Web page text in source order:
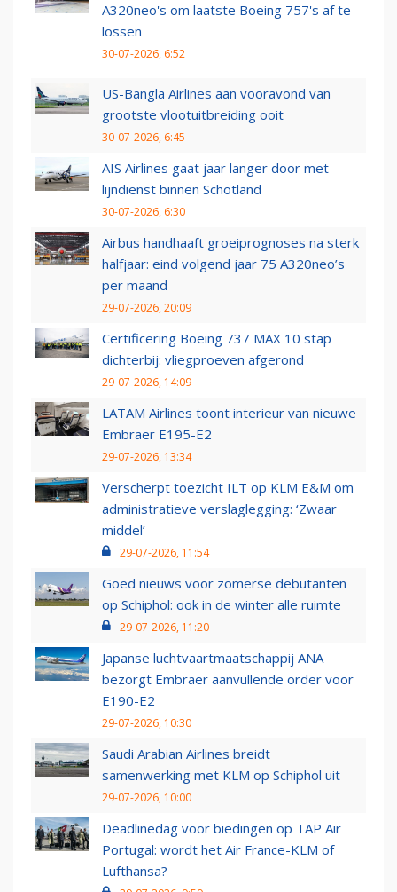
A320neo's om laatste Boeing 757's af te
lossen
30-07-2026, 6:52
US-Bangla Airlines aan vooravond van
grootste vlootuitbreiding ooit
30-07-2026, 6:45
AIS Airlines gaat jaar langer door met
lijndienst binnen Schotland
30-07-2026, 6:30
Airbus handhaaft groeiprognoses na sterk
halfjaar: eind volgend jaar 75 A320neo’s
per maand
29-07-2026, 20:09
Certificering Boeing 737 MAX 10 stap
dichterbij: vliegproeven afgerond
29-07-2026, 14:09
LATAM Airlines toont interieur van nieuwe
Embraer E195-E2
29-07-2026, 13:34
Verscherpt toezicht ILT op KLM E&M om
administratieve verslaglegging: ‘Zwaar
middel’
29-07-2026, 11:54
Goed nieuws voor zomerse debutanten
op Schiphol: ook in de winter alle ruimte
29-07-2026, 11:20
Japanse luchtvaartmaatschappij ANA
bezorgt Embraer aanvullende order voor
E190-E2
29-07-2026, 10:30
Saudi Arabian Airlines breidt
samenwerking met KLM op Schiphol uit
29-07-2026, 10:00
Deadlinedag voor biedingen op TAP Air
Portugal: wordt het Air France-KLM of
Lufthansa?